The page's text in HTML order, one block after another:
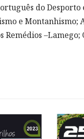
do Desporto
e Montanhismo;
Remédios